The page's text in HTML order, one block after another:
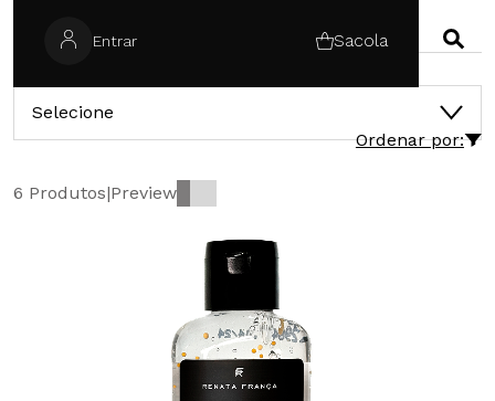
Entrar Sacola
Selecione
Ordenar por:
6 Produtos|Preview